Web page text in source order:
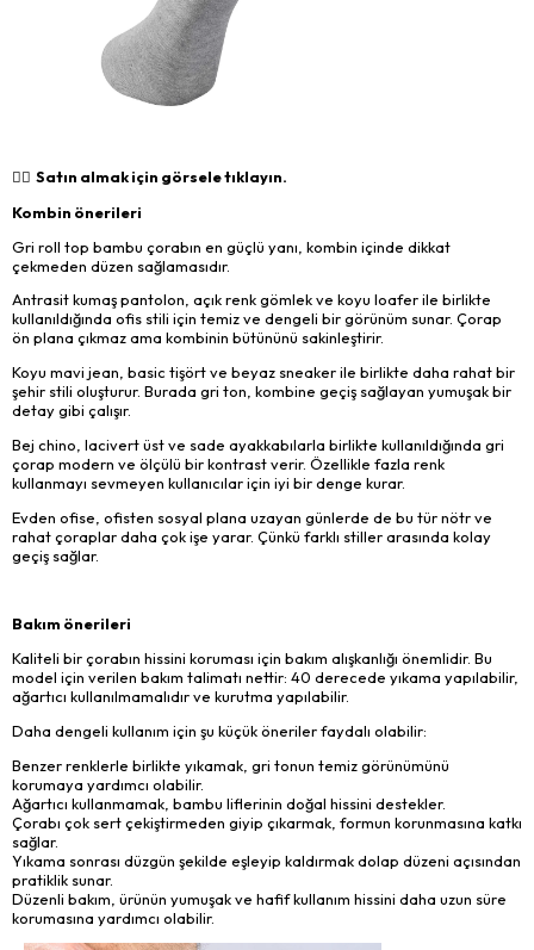
👉🏻 Satın almak için görsele tıklayın.
Kombin önerileri
Gri roll top bambu çorabın en güçlü yanı, kombin içinde dikkat
çekmeden düzen sağlamasıdır.
Antrasit kumaş pantolon, açık renk gömlek ve koyu loafer ile birlikte
kullanıldığında ofis stili için temiz ve dengeli bir görünüm sunar. Çorap
ön plana çıkmaz ama kombinin bütününü sakinleştirir.
Koyu mavi jean, basic tişört ve beyaz sneaker ile birlikte daha rahat bir
şehir stili oluşturur. Burada gri ton, kombine geçiş sağlayan yumuşak bir
detay gibi çalışır.
Bej chino, lacivert üst ve sade ayakkabılarla birlikte kullanıldığında gri
çorap modern ve ölçülü bir kontrast verir. Özellikle fazla renk
kullanmayı sevmeyen kullanıcılar için iyi bir denge kurar.
Evden ofise, ofisten sosyal plana uzayan günlerde de bu tür nötr ve
rahat çoraplar daha çok işe yarar. Çünkü farklı stiller arasında kolay
geçiş sağlar.
Bakım önerileri
Kaliteli bir çorabın hissini koruması için bakım alışkanlığı önemlidir. Bu
model için verilen bakım talimatı nettir: 40 derecede yıkama yapılabilir,
ağartıcı kullanılmamalıdır ve kurutma yapılabilir.
Daha dengeli kullanım için şu küçük öneriler faydalı olabilir:
Benzer renklerle birlikte yıkamak, gri tonun temiz görünümünü
korumaya yardımcı olabilir.
Ağartıcı kullanmamak, bambu liflerinin doğal hissini destekler.
Çorabı çok sert çekiştirmeden giyip çıkarmak, formun korunmasına katkı
sağlar.
Yıkama sonrası düzgün şekilde eşleyip kaldırmak dolap düzeni açısından
pratiklik sunar.
Düzenli bakım, ürünün yumuşak ve hafif kullanım hissini daha uzun süre
korumasına yardımcı olabilir.